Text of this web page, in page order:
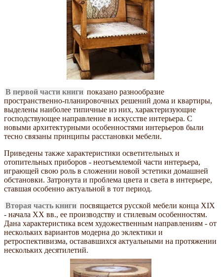
В первой части книги показано разнообразие
пространственно-планировочных решений дома и квартиры,
выделены наиболее типичные из них, характеризующие
господствующее направление в искусстве интерьера. С
новыми архитектурными особенностями интерьеров были
тесно связаны принципы расстановки мебели.
Приведены также характеристики осветительных и
отопительных приборов - неотъемлемой части интерьера,
играющей свою роль в сложении новой эстетики домашней
обстановки. Затронута и проблема цвета и света в интерьере,
ставшая особенно актуальной в тот период.
Вторая часть книги посвящается русской мебели конца XIX
- начала XX вв., ее производству и стилевым особенностям.
Дана характеристика всем художественным направлениям - от
нескольких вариантов модерна до эклектики и
ретроспективизма, остававшихся актуальными на протяжении
нескольких десятилетий.